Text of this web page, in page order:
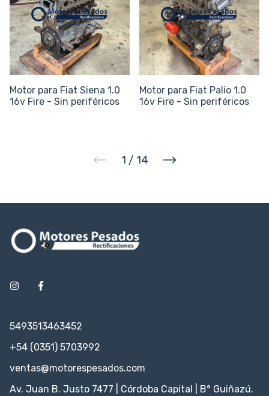
Motor para Fiat Siena 1.0
16v Fire - Sin periféricos
Motor para Fiat Palio 1.0
16v Fire - Sin periféricos
1 / 14
5493513463452
+54 (0351) 5703992
ventas@motorespesados.com
Av. Juan B. Justo 7477 | Córdoba Capital | B° Guiñazú.